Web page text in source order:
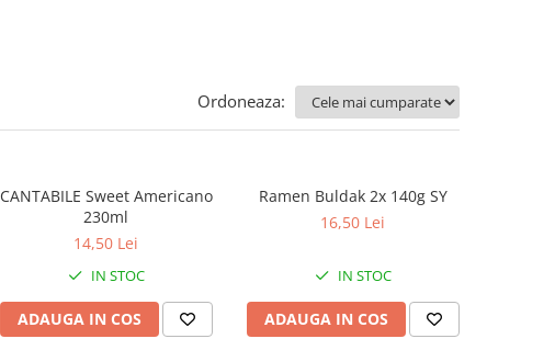
Ordoneaza:
CANTABILE Sweet Americano
230ml
14,50 Lei
IN STOC
ADAUGA IN COS
Ramen Buldak 2x 140g SY
16,50 Lei
IN STOC
ADAUGA IN COS